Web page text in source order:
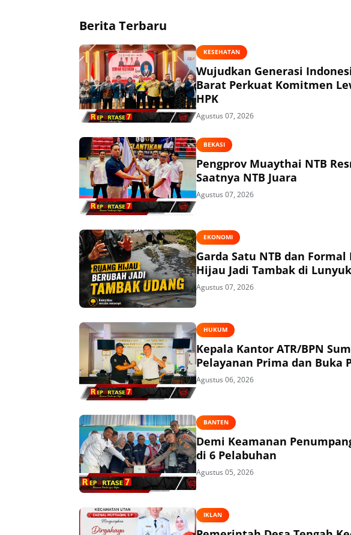
Berita Terbaru
KESEHATAN
Wujudkan Generasi
Barat Perkuat Komitmen
HPK
Agustus 07, 2026
BEKASI
Pengprov Muaythai NTB
Saatnya NTB Juara
Agustus 07, 2026
EKONOMI
Garda Satu NTB dan
Hijau Jadi Tambak di Lunyuk
Agustus 07, 2026
HUKUM
Kepala Kantor ATR/BPN
Pelayanan Prima dan Buka
Agustus 06, 2026
BANTEN
Demi Keamanan
di 6 Pelabuhan
Agustus 05, 2026
IKLAN